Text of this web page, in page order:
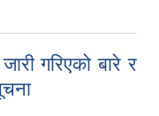
गरिएको बारे र